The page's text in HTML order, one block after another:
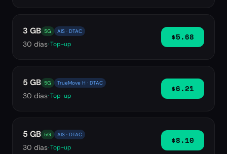
3 GB 5G AIS · DTAC
30 días· Top-up
$5.68
5 GB 5G TrueMove H · DTAC
30 días· Top-up
$6.21
5 GB 5G AIS · DTAC
30 días· Top-up
$8.10